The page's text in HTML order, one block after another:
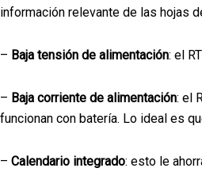
información relevante de las hojas
– Baja tensión de alimentación: el
– Baja corriente de alimentación: el
funcionan con batería. Lo ideal es
– Calendario integrado: esto le